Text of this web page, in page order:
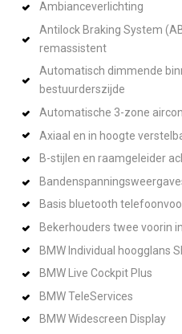
Ambianceverlichting
Antilock Braking System
remassistent
Automatisch dimmende
bestuurderszijde
Automatische 3-zone
Axiaal en in hoogte
B-stijlen en raamgeleider
Basis bluetooth
Bekerhouders twee voorin
BMW Individual hoogglans
BMW Live Cockpit Plus
BMW TeleServices
BMW Widescreen Display